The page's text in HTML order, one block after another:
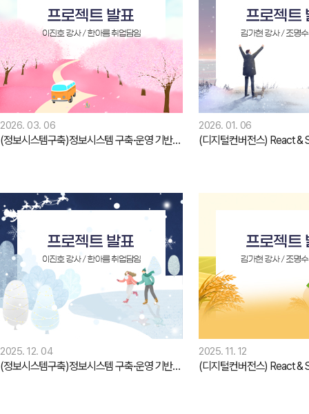
2026. 03. 06
(정보시스템구축)정보시스템 구축·운영 기반 정보보안 전문가 양성과정(3)
2026. 01. 06
2025. 12. 04
(정보시스템구축)정보시스템 구축·운영 기반 정보보안 전문가 양성과정(3)
2025. 11. 12